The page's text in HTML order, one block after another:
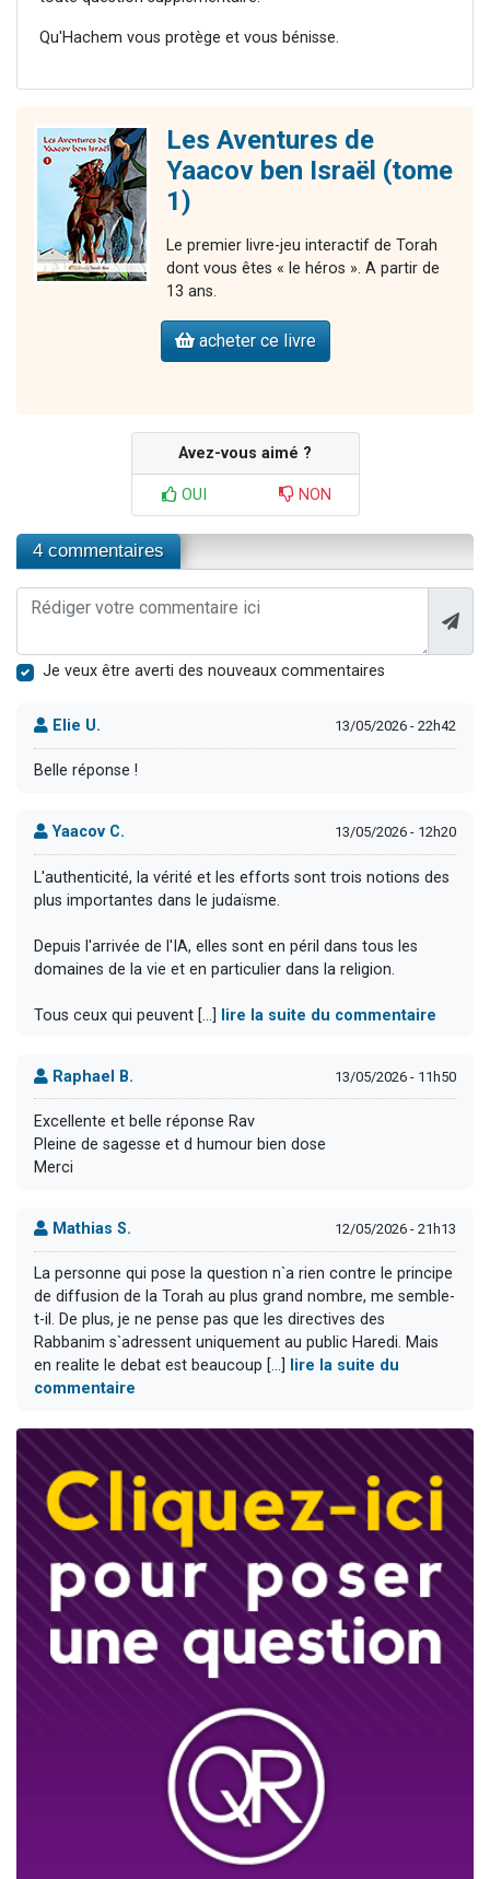
Qu'Hachem vous protège et vous bénisse.
Les Aventures de
Yaacov ben Israël (tome
1)
Le premier livre-jeu interactif de Torah
dont vous êtes « le héros ». A partir de
13 ans.
acheter ce livre
Avez-vous aimé ?
OUI NON
4 commentaires
Je veux être averti des nouveaux commentaires
Elie U. 13/05/2026 - 22h42
Belle réponse !
Yaacov C. 13/05/2026 - 12h20
L'authenticité, la vérité et les efforts sont trois notions des
plus importantes dans le judaïsme.
Depuis l'arrivée de l'IA, elles sont en péril dans tous les
domaines de la vie et en particulier dans la religion.
Tous ceux qui peuvent [...] lire la suite du commentaire
Raphael B. 13/05/2026 - 11h50
Excellente et belle réponse Rav
Pleine de sagesse et d humour bien dose
Merci
Mathias S. 12/05/2026 - 21h13
La personne qui pose la question n`a rien contre le principe
de diffusion de la Torah au plus grand nombre, me semble-
t-il. De plus, je ne pense pas que les directives des
Rabbanim s`adressent uniquement au public Haredi. Mais
en realite le debat est beaucoup [...]
lire la suite du
commentaire